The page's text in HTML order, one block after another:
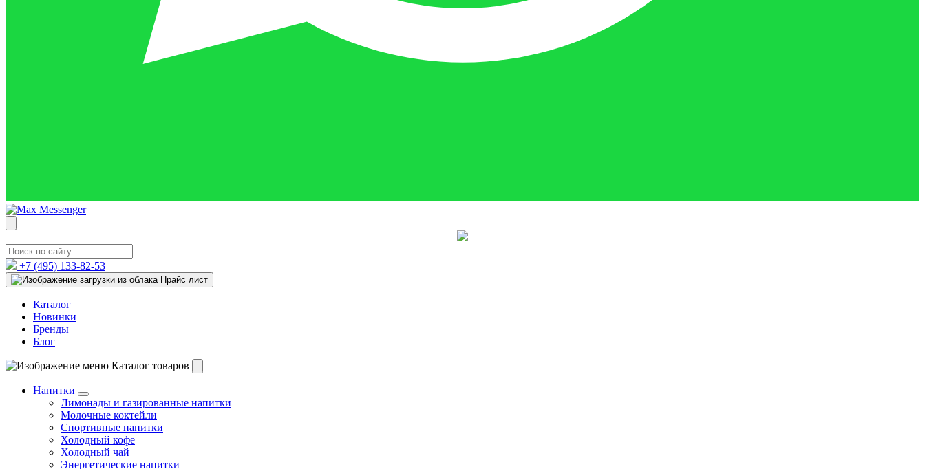
+7 (495) 133-82-53
Прайс лист
Каталог
Новинки
Бренды
Блог
Каталог товаров
Напитки
Лимонады и газированные напитки
Молочные коктейли
Спортивные напитки
Холодный кофе
Холодный чай
Энергетические напитки